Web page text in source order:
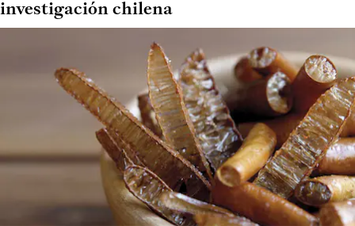
investigación chilena